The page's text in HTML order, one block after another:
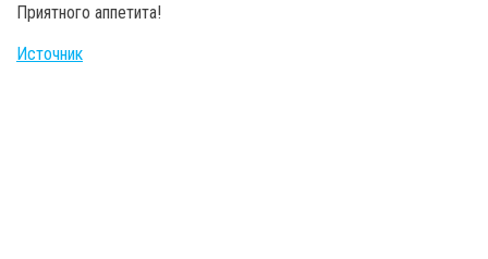
Приятного аппетита!
Источник